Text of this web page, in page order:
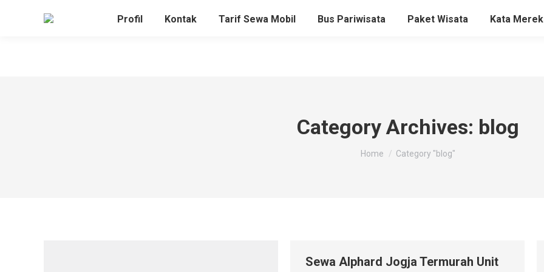
Profil Kontak Tarif Sewa Mobil Bus Pariwisata Paket Wisata Kata
Category Archives: blog
You are here:
Home Category "blog"
Sewa Alphard Jogja Termurah Unit